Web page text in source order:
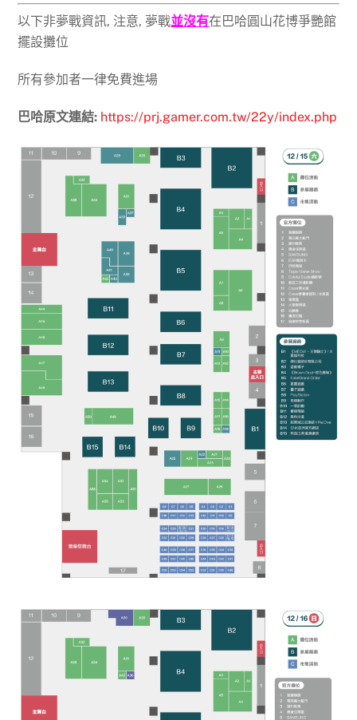
以下非夢戰資訊, 注意, 夢戰並沒有在巴哈圓山花博爭艷館
擺設攤位
所有參加者一律免費進場
巴哈原文連結: https://prj.gamer.com.tw/22y/index.php